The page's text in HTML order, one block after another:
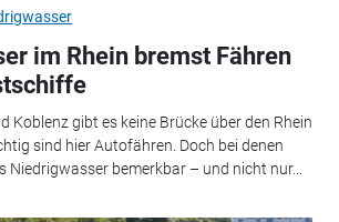
im Rhein bremst Fähren
Koblenz gibt es keine Brücke über den Rhein
sind hier Autofähren. Doch bei denen
Niedrigwasser bemerkbar – und nicht nur...